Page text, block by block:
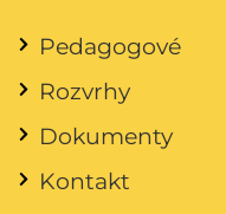
Pedagogové
Rozvrhy
Dokumenty
Kontakt